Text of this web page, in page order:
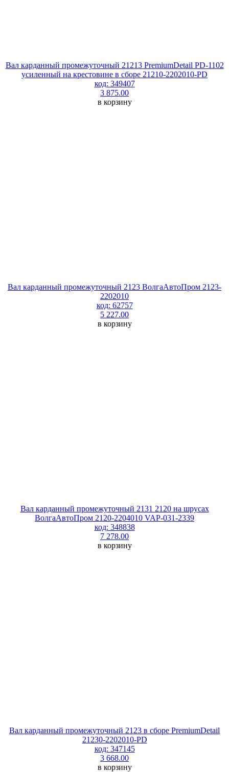
Вал карданный промежуточный 21213 PremiumDetail PD-1102
усиленный на крестовине в сборе 21210-2202010-PD
код: 349407
3 875.00
в корзину
Вал карданный промежуточный 2123 ВолгаАвтоПром 2123-
2202010
код: 62757
5 227.00
в корзину
Вал карданный промежуточный 2131 2120 на шрусах
ВолгаАвтоПром 2120-2204010 VAP-031-2339
код: 348838
7 278.00
в корзину
Вал карданный промежуточный 2123 в сборе PremiumDetail
21230-2202010-PD
код: 347145
3 668.00
в корзину